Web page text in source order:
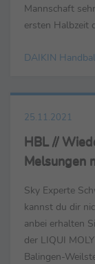
Mannschaft
ersten Halbzeit
DAIKIN
25.11.2021
HBL //
Melsungen
Sky Experte
kannst du dir
anbei erhalten
der LIQUI
Balingen-